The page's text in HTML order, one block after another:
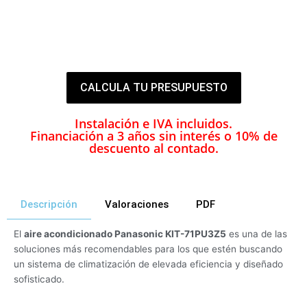
CALCULA TU PRESUPUESTO
Instalación e IVA incluidos.
Financiación a 3 años sin interés o 10% de
descuento al contado.
Descripción Valoraciones PDF
El aire acondicionado Panasonic KIT-71PU3Z5 es una de las
soluciones más recomendables para los que estén buscando
un sistema de climatización de elevada eficiencia y diseñado
sofisticado.